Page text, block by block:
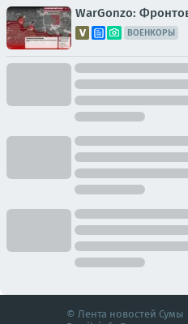
WarGonzo:
ВОЕНКОРЫ
© Лента новостей Сумы